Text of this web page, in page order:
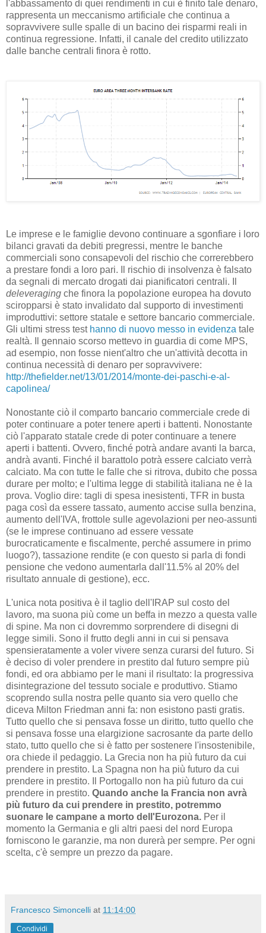
l'abbassamento di quei rendimenti in cui è finito tale denaro,
rappresenta un meccanismo artificiale che continua a
sopravvivere sulle spalle di un bacino dei risparmi reali in
continua regressione. Infatti, il canale del credito utilizzato
dalle banche centrali finora è rotto.
Le imprese e le famiglie devono continuare a sgonfiare i loro
bilanci gravati da debiti pregressi, mentre le banche
commerciali sono consapevoli del rischio che correrebbero
a prestare fondi a loro pari. Il rischio di insolvenza è falsato
da segnali di mercato drogati dai pianificatori centrali. Il
deleveraging che finora la popolazione europea ha dovuto
sciropparsi è stato invalidato dal supporto di investimenti
improduttivi: settore statale e settore bancario commerciale.
Gli ultimi stress test hanno di nuovo messo in evidenza tale
realtà. Il gennaio scorso mettevo in guardia di come MPS,
ad esempio, non fosse nient'altro che un'attività decotta in
continua necessità di denaro per sopravvivere:
http://thefielder.net/13/01/2014/monte-dei-paschi-e-al-
capolinea/
Nonostante ciò il comparto bancario commerciale crede di
poter continuare a poter tenere aperti i battenti. Nonostante
ciò l'apparato statale crede di poter continuare a tenere
aperti i battenti. Ovvero, finché potrà andare avanti la barca,
andrà avanti. Finché il barattolo potrà essere calciato verrà
calciato. Ma con tutte le falle che si ritrova, dubito che possa
durare per molto; e l'ultima legge di stabilità italiana ne è la
prova. Voglio dire: tagli di spesa inesistenti, TFR in busta
paga così da essere tassato, aumento accise sulla benzina,
aumento dell'IVA, frottole sulle agevolazioni per neo-assunti
(se le imprese continuano ad essere vessate
burocraticamente e fiscalmente, perché assumere in primo
luogo?), tassazione rendite (e con questo si parla di fondi
pensione che vedono aumentarla dall'11.5% al 20% del
risultato annuale di gestione), ecc.
L'unica nota positiva è il taglio dell'IRAP sul costo del
lavoro, ma suona più come un beffa in mezzo a questa valle
di spine. Ma non ci dovremmo sorprendere di disegni di
legge simili. Sono il frutto degli anni in cui si pensava
spensieratamente a voler vivere senza curarsi del futuro. Si
è deciso di voler prendere in prestito dal futuro sempre più
fondi, ed ora abbiamo per le mani il risultato: la progressiva
disintegrazione del tessuto sociale e produttivo. Stiamo
scoprendo sulla nostra pelle quanto sia vero quello che
diceva Milton Friedman anni fa: non esistono pasti gratis.
Tutto quello che si pensava fosse un diritto, tutto quello che
si pensava fosse una elargizione sacrosante da parte dello
stato, tutto quello che si è fatto per sostenere l'insostenibile,
ora chiede il pedaggio. La Grecia non ha più futuro da cui
prendere in prestito. La Spagna non ha più futuro da cui
prendere in prestito. Il Portogallo non ha più futuro da cui
prendere in prestito. Quando anche la Francia non avrà
più futuro da cui prendere in prestito, potremmo
suonare le campane a morto dell'Eurozona. Per il
momento la Germania e gli altri paesi del nord Europa
forniscono le garanzie, ma non durerà per sempre. Per ogni
scelta, c'è sempre un prezzo da pagare.
Francesco Simoncelli at 11:14:00
Condividi